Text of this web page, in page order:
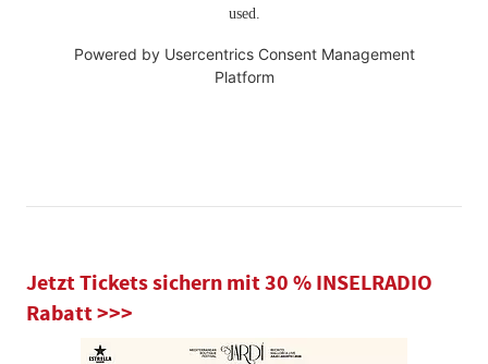
used.
Powered by Usercentrics Consent Management
Platform
Jetzt Tickets sichern mit 30 % INSELRADIO
Rabatt >>>